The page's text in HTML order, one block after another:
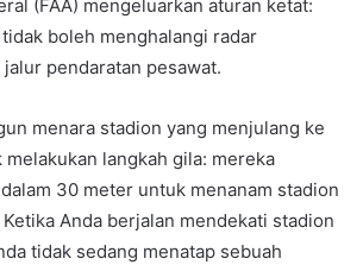
(FAA) mengeluarkan aturan ketat:
boleh menghalangi radar
pendaratan pesawat.
menara stadion yang menjulang ke
langkah gila: mereka
30 meter untuk menanam stadion
Anda berjalan mendekati stadion
tidak sedang menatap sebuah